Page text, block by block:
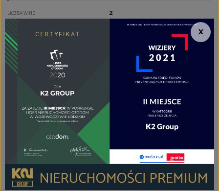
LICZBA WIND 2
USYTUOWANIE
DRZWI ANTYWŁAMANIOWE
PRZYSTOSOWANIA DLA NIEPEŁNOSPRAWNYCH
POMIESZCZENIA
×